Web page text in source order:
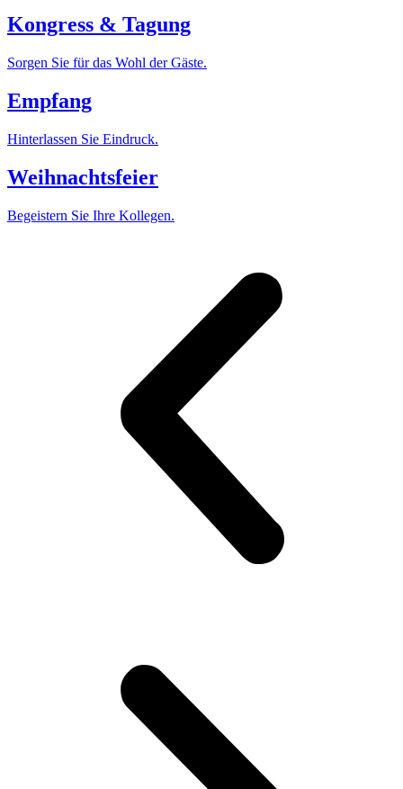
Kongress & Tagung
Sorgen Sie für das Wohl der Gäste.
Empfang
Hinterlassen Sie Eindruck.
Weihnachtsfeier
Begeistern Sie Ihre Kollegen.